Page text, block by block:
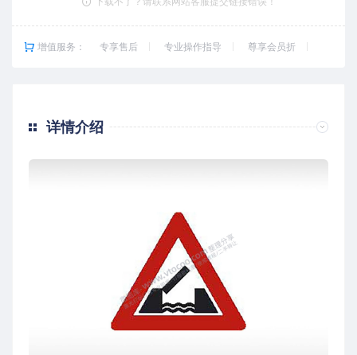
增值服务： 专享售后 专业操作指导 尊享会员折
详情介绍